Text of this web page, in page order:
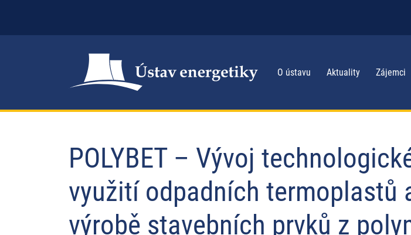
O ústavu Aktuality Zájemci
POLYBET – Vývoj
využití odpadních termoplastů
výrobě stavebních prvků z